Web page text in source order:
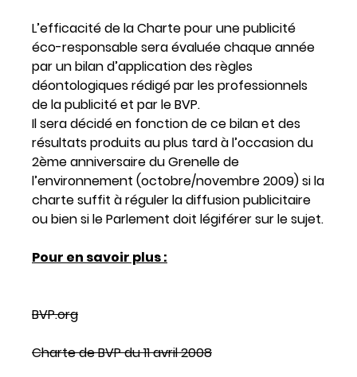
L’efficacité de la Charte pour une publicité
éco-responsable sera évaluée chaque année
par un bilan d’application des règles
déontologiques rédigé par les professionnels
de la publicité et par le BVP.
Il sera décidé en fonction de ce bilan et des
résultats produits au plus tard à l’occasion du
2ème anniversaire du Grenelle de
l’environnement (octobre/novembre 2009) si la
charte suffit à réguler la diffusion publicitaire
ou bien si le Parlement doit légiférer sur le sujet.
Pour en savoir plus :
BVP.org
Charte de BVP du 11 avril 2008